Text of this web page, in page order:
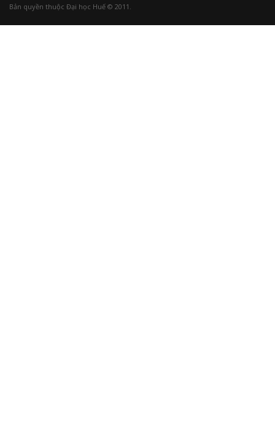
Bản quyền thuộc Đại học Huế © 2011.